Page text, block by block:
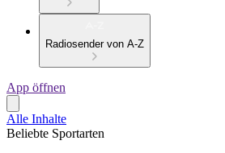
Radiosender von A-Z
App öffnen
Alle Inhalte
Beliebte Sportarten